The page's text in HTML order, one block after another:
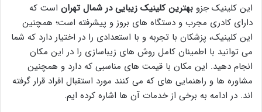
این کلینیک جزو بهترین کلینیک زیبایی در شمال تهران است که
دارای کادری مجرب و دستگاه های بروز و پیشرفته است؛ همچنین
این کلینیک، پزشکان با تجربه و با استعدادی را در اختیار دارد که شما
می توانید با اطمینان کامل روش های زیباسازی را در این مکان
انجام دهید. این مکان با قیمت های مناسبی که دارد و همچنین
مشاوره ها و راهنمایی های که می کنند مورد استقبال افراد قرار گرفته
اند. در ادامه به برخی از خدمات آن ها اشاره کرده ایم.